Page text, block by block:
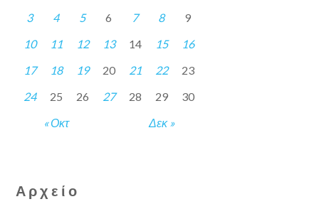
« Οκτ Δεκ »
3
4 5 6 7 8
9
10
11 12 13 14 15
16
17
18 19 20 21 22
23
24
25 26 27 28 29 30
Αρχείο